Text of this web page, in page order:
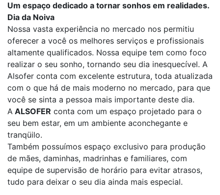
Um espaço dedicado a tornar sonhos em realidades.
Dia da Noiva
Nossa vasta experiência no mercado nos permitiu
oferecer a você os melhores serviços e profissionais
altamente qualificados. Nossa equipe tem como foco
realizar o seu sonho, tornando seu dia inesquecível. A
Alsofer conta com excelente estrutura, toda atualizada
com o que há de mais moderno no mercado, para que
você se sinta a pessoa mais importante deste dia.
A ALSOFER conta com um espaço projetado para o
seu bem estar, em um ambiente aconchegante e
tranqüilo.
Também possuímos espaço exclusivo para produção
de mães, daminhas, madrinhas e familiares, com
equipe de supervisão de horário para evitar atrasos,
tudo para deixar o seu dia ainda mais especial.